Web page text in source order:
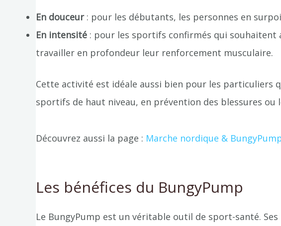
En douceur: pour les débutants, les personnes en
En intensité : pour les sportifs confirmés qui
travailler en profondeur leur renforcement musculaire.
Cette activité est idéale aussi bien pour les particuliers
sportifs de haut niveau, en prévention des blessures ou
Découvrez aussi la page : Marche nordique &
Les bénéfices du BungyPump
Le BungyPump est un véritable outil de sport-santé.